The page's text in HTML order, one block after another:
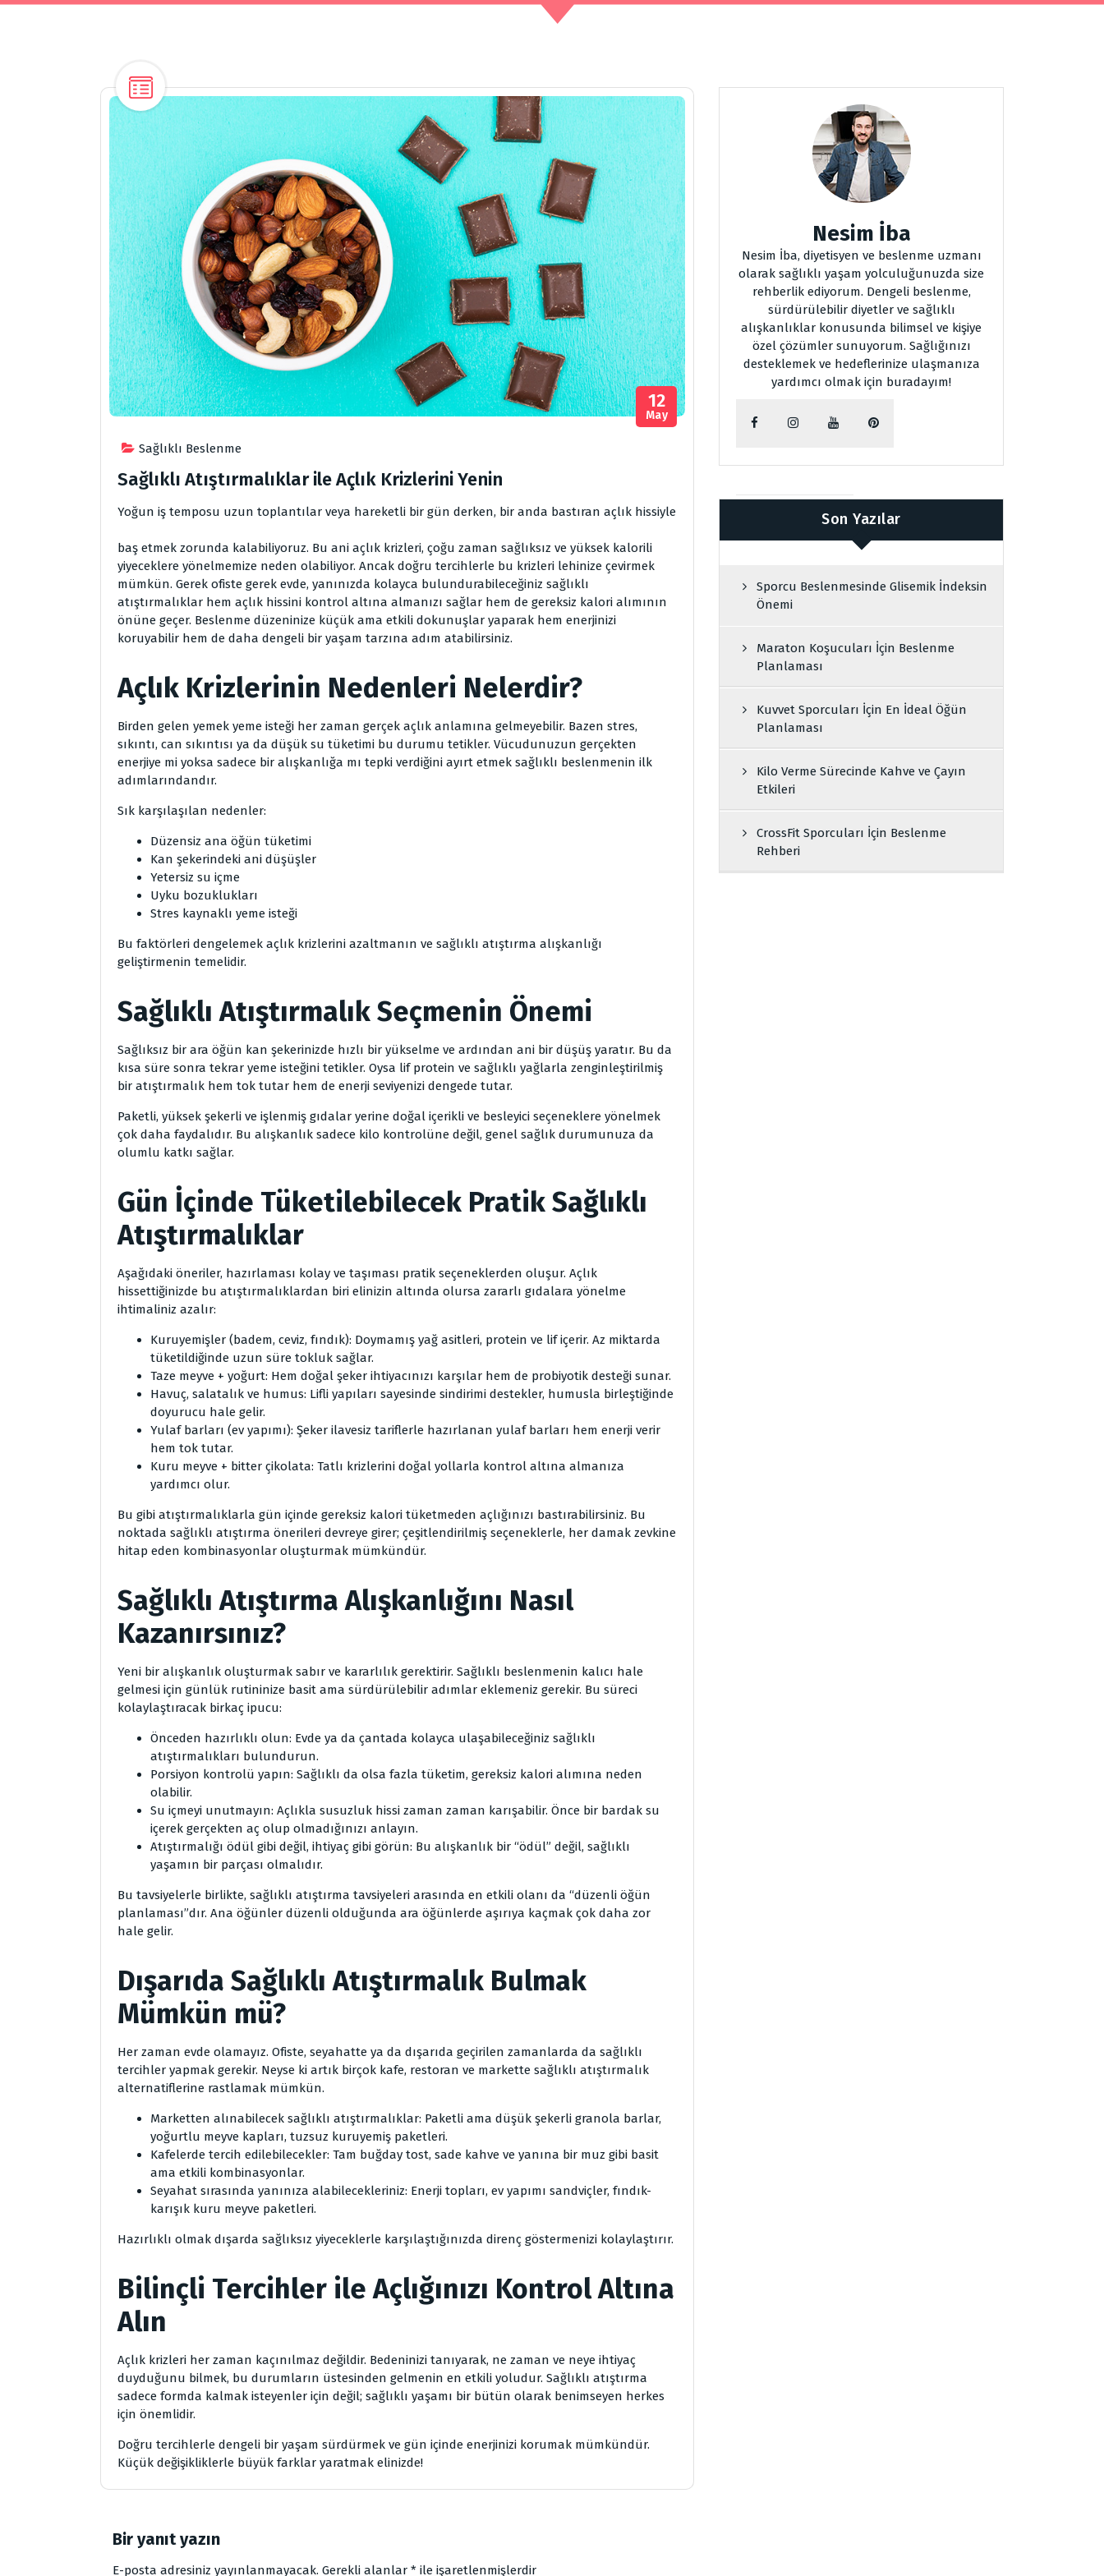
Sağlıklı Beslenme
12
May
Sağlıklı Atıştırmalıklar ile Açlık Krizlerini Yenin
Yoğun iş temposu uzun toplantılar veya hareketli bir gün derken, bir anda bastıran açlık hissiyle
baş etmek zorunda kalabiliyoruz. Bu ani açlık krizleri, çoğu zaman sağlıksız ve yüksek kalorili
yiyeceklere yönelmemize neden olabiliyor. Ancak doğru tercihlerle bu krizleri lehinize çevirmek
mümkün. Gerek ofiste gerek evde, yanınızda kolayca bulundurabileceğiniz sağlıklı
atıştırmalıklar hem açlık hissini kontrol altına almanızı sağlar hem de gereksiz kalori alımının
önüne geçer. Beslenme düzeninize küçük ama etkili dokunuşlar yaparak hem enerjinizi
koruyabilir hem de daha dengeli bir yaşam tarzına adım atabilirsiniz.
Açlık Krizlerinin Nedenleri Nelerdir?
Birden gelen yemek yeme isteği her zaman gerçek açlık anlamına gelmeyebilir. Bazen stres,
sıkıntı, can sıkıntısı ya da düşük su tüketimi bu durumu tetikler. Vücudunuzun gerçekten
enerjiye mi yoksa sadece bir alışkanlığa mı tepki verdiğini ayırt etmek sağlıklı beslenmenin ilk
adımlarındandır.
Sık karşılaşılan nedenler:
Düzensiz ana öğün tüketimi
Kan şekerindeki ani düşüşler
Yetersiz su içme
Uyku bozuklukları
Stres kaynaklı yeme isteği
Bu faktörleri dengelemek açlık krizlerini azaltmanın ve sağlıklı atıştırma alışkanlığı
geliştirmenin temelidir.
Sağlıklı Atıştırmalık Seçmenin Önemi
Sağlıksız bir ara öğün kan şekerinizde hızlı bir yükselme ve ardından ani bir düşüş yaratır. Bu da
kısa süre sonra tekrar yeme isteğini tetikler. Oysa lif protein ve sağlıklı yağlarla zenginleştirilmiş
bir atıştırmalık hem tok tutar hem de enerji seviyenizi dengede tutar.
Paketli, yüksek şekerli ve işlenmiş gıdalar yerine doğal içerikli ve besleyici seçeneklere yönelmek
çok daha faydalıdır. Bu alışkanlık sadece kilo kontrolüne değil, genel sağlık durumunuza da
olumlu katkı sağlar.
Gün İçinde Tüketilebilecek Pratik Sağlıklı
Atıştırmalıklar
Aşağıdaki öneriler, hazırlaması kolay ve taşıması pratik seçeneklerden oluşur. Açlık
hissettiğinizde bu atıştırmalıklardan biri elinizin altında olursa zararlı gıdalara yönelme
ihtimaliniz azalır:
Kuruyemişler (badem, ceviz, fındık): Doymamış yağ asitleri, protein ve lif içerir. Az miktarda
tüketildiğinde uzun süre tokluk sağlar.
Taze meyve + yoğurt: Hem doğal şeker ihtiyacınızı karşılar hem de probiyotik desteği sunar.
Havuç, salatalık ve humus: Lifli yapıları sayesinde sindirimi destekler, humusla birleştiğinde
doyurucu hale gelir.
Yulaf barları (ev yapımı): Şeker ilavesiz tariflerle hazırlanan yulaf barları hem enerji verir
hem tok tutar.
Kuru meyve + bitter çikolata: Tatlı krizlerini doğal yollarla kontrol altına almanıza
yardımcı olur.
Bu gibi atıştırmalıklarla gün içinde gereksiz kalori tüketmeden açlığınızı bastırabilirsiniz. Bu
noktada sağlıklı atıştırma önerileri devreye girer; çeşitlendirilmiş seçeneklerle, her damak zevkine
hitap eden kombinasyonlar oluşturmak mümkündür.
Sağlıklı Atıştırma Alışkanlığını Nasıl
Kazanırsınız?
Yeni bir alışkanlık oluşturmak sabır ve kararlılık gerektirir. Sağlıklı beslenmenin kalıcı hale
gelmesi için günlük rutininize basit ama sürdürülebilir adımlar eklemeniz gerekir. Bu süreci
kolaylaştıracak birkaç ipucu:
Önceden hazırlıklı olun: Evde ya da çantada kolayca ulaşabileceğiniz sağlıklı
atıştırmalıkları bulundurun.
Porsiyon kontrolü yapın: Sağlıklı da olsa fazla tüketim, gereksiz kalori alımına neden
olabilir.
Su içmeyi unutmayın: Açlıkla susuzluk hissi zaman zaman karışabilir. Önce bir bardak su
içerek gerçekten aç olup olmadığınızı anlayın.
Atıştırmalığı ödül gibi değil, ihtiyaç gibi görün: Bu alışkanlık bir “ödül” değil, sağlıklı
yaşamın bir parçası olmalıdır.
Bu tavsiyelerle birlikte, sağlıklı atıştırma tavsiyeleri arasında en etkili olanı da “düzenli öğün
planlaması”dır. Ana öğünler düzenli olduğunda ara öğünlerde aşırıya kaçmak çok daha zor
hale gelir.
Dışarıda Sağlıklı Atıştırmalık Bulmak
Mümkün mü?
Her zaman evde olamayız. Ofiste, seyahatte ya da dışarıda geçirilen zamanlarda da sağlıklı
tercihler yapmak gerekir. Neyse ki artık birçok kafe, restoran ve markette sağlıklı atıştırmalık
alternatiflerine rastlamak mümkün.
Marketten alınabilecek sağlıklı atıştırmalıklar: Paketli ama düşük şekerli granola barlar,
yoğurtlu meyve kapları, tuzsuz kuruyemiş paketleri.
Kafelerde tercih edilebilecekler: Tam buğday tost, sade kahve ve yanına bir muz gibi basit
ama etkili kombinasyonlar.
Seyahat sırasında yanınıza alabilecekleriniz: Enerji topları, ev yapımı sandviçler, fındık-
karışık kuru meyve paketleri.
Hazırlıklı olmak dışarda sağlıksız yiyeceklerle karşılaştığınızda direnç göstermenizi kolaylaştırır.
Bilinçli Tercihler ile Açlığınızı Kontrol Altına
Alın
Açlık krizleri her zaman kaçınılmaz değildir. Bedeninizi tanıyarak, ne zaman ve neye ihtiyaç
duyduğunu bilmek, bu durumların üstesinden gelmenin en etkili yoludur. Sağlıklı atıştırma
sadece formda kalmak isteyenler için değil; sağlıklı yaşamı bir bütün olarak benimseyen herkes
için önemlidir.
Doğru tercihlerle dengeli bir yaşam sürdürmek ve gün içinde enerjinizi korumak mümkündür.
Küçük değişikliklerle büyük farklar yaratmak elinizde!
Bir yanıt yazın
E-posta adresiniz yayınlanmayacak. Gerekli alanlar * ile işaretlenmişlerdir
Nesim İba
Nesim İba, diyetisyen ve beslenme uzmanı
olarak sağlıklı yaşam yolculuğunuzda size
rehberlik ediyorum. Dengeli beslenme,
sürdürülebilir diyetler ve sağlıklı
alışkanlıklar konusunda bilimsel ve kişiye
özel çözümler sunuyorum. Sağlığınızı
desteklemek ve hedeflerinize ulaşmanıza
yardımcı olmak için buradayım!
Son Yazılar
Sporcu Beslenmesinde Glisemik İndeksin
Önemi
Maraton Koşucuları İçin Beslenme
Planlaması
Kuvvet Sporcuları İçin En İdeal Öğün
Planlaması
Kilo Verme Sürecinde Kahve ve Çayın
Etkileri
CrossFit Sporcuları İçin Beslenme
Rehberi